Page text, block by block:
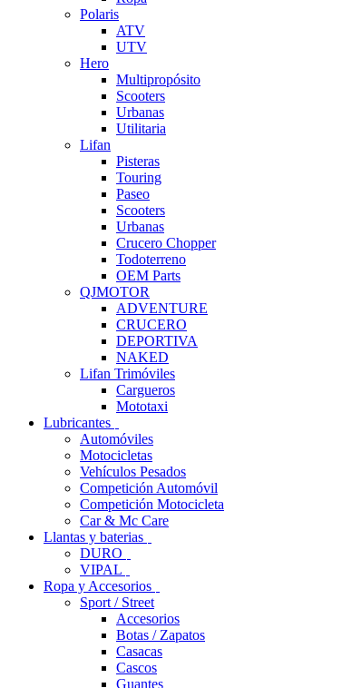
Polaris
ATV
UTV
Hero
Multipropósito
Scooters
Urbanas
Utilitaria
Lifan
Pisteras
Touring
Paseo
Scooters
Urbanas
Crucero Chopper
Todoterreno
OEM Parts
QJMOTOR
ADVENTURE
CRUCERO
DEPORTIVA
NAKED
Lifan Trimóviles
Cargueros
Mototaxi
Lubricantes
Automóviles
Motocicletas
Vehículos Pesados
Competición Automóvil
Competición Motocicleta
Car & Mc Care
Llantas y baterias
DURO
VIPAL
Ropa y Accesorios
Sport / Street
Accesorios
Botas / Zapatos
Casacas
Cascos
Guantes